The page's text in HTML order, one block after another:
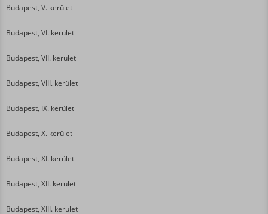
Budapest, V. kerület
Budapest, VI. kerület
Budapest, VII. kerület
Budapest, VIII. kerület
Budapest, IX. kerület
Budapest, X. kerület
Budapest, XI. kerület
Budapest, XII. kerület
Budapest, XIII. kerület